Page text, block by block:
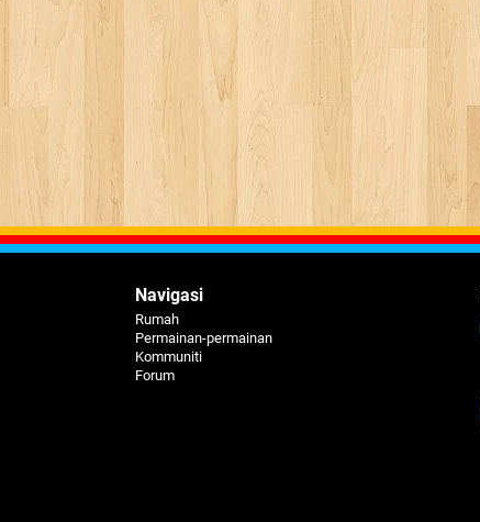
Navigasi
Rumah
Permainan-permainan
Kommuniti
Forum